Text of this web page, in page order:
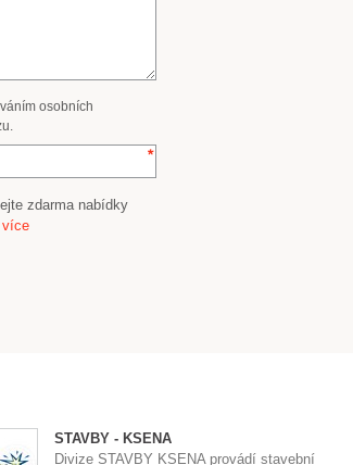
osobních
zdarma nabídky
více
STAVBY - KSENA
Divize STAVBY KSENA provádí stavební